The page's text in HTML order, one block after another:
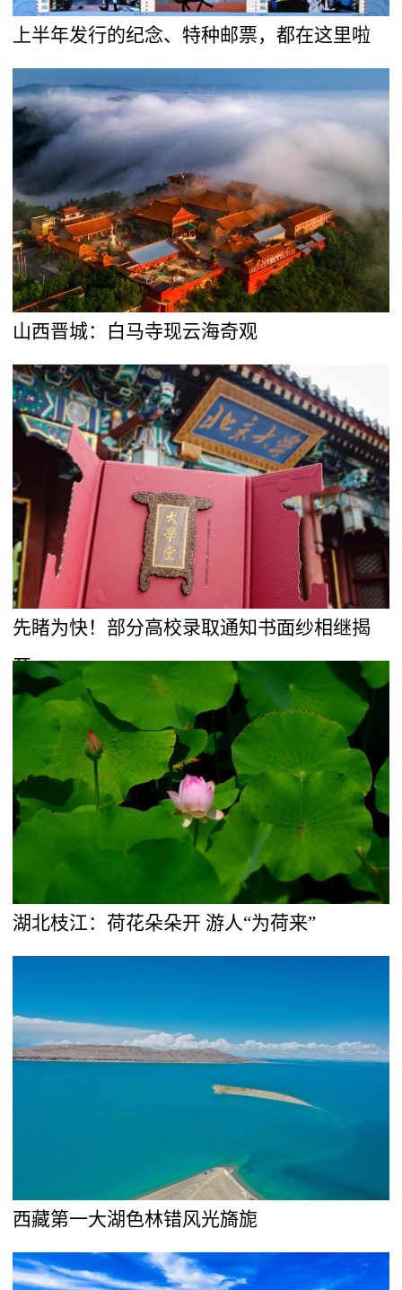
上半年发行的纪念、特种邮票，都在这里啦
山西晋城：白马寺现云海奇观
先睹为快！部分高校录取通知书面纱相继揭
开……
湖北枝江：荷花朵朵开 游人“为荷来”
西藏第一大湖色林错风光旖旎